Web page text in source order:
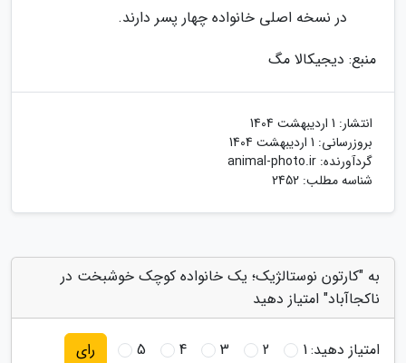
در نسخه اصلی خانواده چهار پسر دارند.
منبع: دیجیکالا مگ
انتشار: 1 اردیبهشت 1404
بروزرسانی: 1 اردیبهشت 1404
گردآورنده: animal-photo.ir
شناسه مطلب: 2452
به "کارتون نوستالژیک؛ یک خانواده کوچک خوشبخت در
ناکجاآباد" امتیاز دهید
امتیاز دهید:1
2
3
4
5 رای